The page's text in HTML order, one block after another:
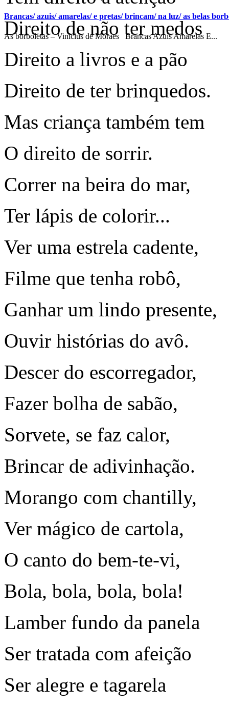
Brancas/ azuis/ amarelas/ e pretas/ brincam/ na luz/ as belas
As borboletas – Vinícius de Moraes Brancas Azuis Amarelas E...
Direito de não ter medos
Direito a livros e a pão
Direito de ter brinquedos.
Mas criança também tem
O direito de sorrir.
Correr na beira do mar,
Ter lápis de colorir...
Ver uma estrela cadente,
Filme que tenha robô,
Ganhar um lindo presente,
Ouvir histórias do avô.
Descer do escorregador,
Fazer bolha de sabão,
Sorvete, se faz calor,
Brincar de adivinhação.
Morango com chantilly,
Ver mágico de cartola,
O canto do bem-te-vi,
Bola, bola, bola, bola!
Lamber fundo da panela
Ser tratada com afeição
Ser alegre e tagarela